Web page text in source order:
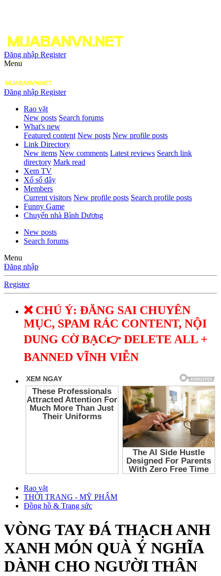
Đăng nhập Register
Menu
Đăng nhập Register
Rao vặt
New posts Search forums
What's new
Featured content New posts New profile posts
Link Directory
New items New comments Latest reviews Search link
directory Mark read
Xem TV
Xổ số đây
Members
Current visitors New profile posts Search profile posts
Funny Game
Chuyển nhà Bình Dương
New posts
Search forums
Menu
Đăng nhập
Register
❌ CHÚ Ý: ĐĂNG SAI CHUYÊN
MỤC, SPAM RÁC CONTENT, NỘI
DUNG CỜ BẠC👉 DELETE ALL +
BANNED VĨNH VIỄN
Rao vặt
THỜI TRANG - MỸ PHẨM
Đồng hồ & Trang sức
VÒNG TAY ĐÁ THẠCH ANH
XANH MÓN QUÀ Ý NGHĨA
DÀNH CHO NGƯỜI THÂN